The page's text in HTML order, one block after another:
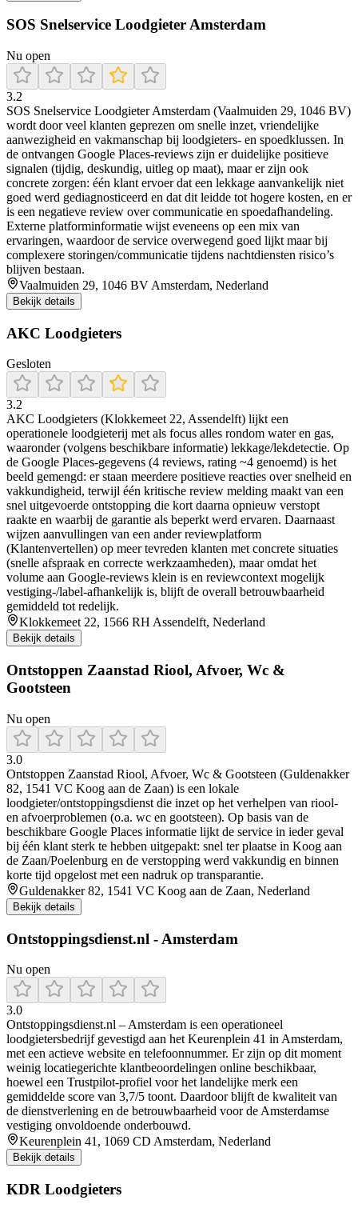
SOS Snelservice Loodgieter Amsterdam
Nu open
3.2
SOS Snelservice Loodgieter Amsterdam (Vaalmuiden 29, 1046 BV)
wordt door veel klanten geprezen om snelle inzet, vriendelijke
aanwezigheid en vakmanschap bij loodgieters- en spoedklussen. In
de ontvangen Google Places-reviews zijn er duidelijke positieve
signalen (tijdig, deskundig, uitleg op maat), maar er zijn ook
concrete zorgen: één klant ervoer dat een lekkage aanvankelijk niet
goed werd gediagnosticeerd en dat dit leidde tot hogere kosten, en er
is een negatieve review over communicatie en spoedafhandeling.
Externe platforminformatie wijst eveneens op een mix van
ervaringen, waardoor de service overwegend goed lijkt maar bij
complexere storingen/communicatie tijdens nachtdiensten risico’s
blijven bestaan.
Vaalmuiden 29, 1046 BV Amsterdam, Nederland
Bekijk details
AKC Loodgieters
Gesloten
3.2
AKC Loodgieters (Klokkemeet 22, Assendelft) lijkt een
operationele loodgieterij met als focus alles rondom water en gas,
waaronder (volgens beschikbare informatie) lekkage/lekdetectie. Op
de Google Places-gegevens (4 reviews, rating ~4 genoemd) is het
beeld gemengd: er staan meerdere positieve reacties over snelheid en
vakkundigheid, terwijl één kritische review melding maakt van een
snel uitgevoerde ontstopping die kort daarna opnieuw verstopt
raakte en waarbij de garantie als beperkt werd ervaren. Daarnaast
wijzen aanvullingen van een ander reviewplatform
(Klantenvertellen) op meer tevreden klanten met concrete situaties
(snelle afspraak en correcte werkzaamheden), maar omdat het
volume aan Google-reviews klein is en reviewcontext mogelijk
vestiging-/label-afhankelijk is, blijft de overall betrouwbaarheid
gemiddeld tot redelijk.
Klokkemeet 22, 1566 RH Assendelft, Nederland
Bekijk details
Ontstoppen Zaanstad Riool, Afvoer, Wc &
Gootsteen
Nu open
3.0
Ontstoppen Zaanstad Riool, Afvoer, Wc & Gootsteen (Guldenakker
82, 1541 VC Koog aan de Zaan) is een lokale
loodgieter/ontstoppingsdienst die inzet op het verhelpen van riool-
en afvoerproblemen (o.a. wc en gootsteen). Op basis van de
beschikbare Google Places informatie lijkt de service in ieder geval
bij één klant sterk te hebben uitgepakt: snel ter plaatse in Koog aan
de Zaan/Poelenburg en de verstopping werd vakkundig en binnen
korte tijd opgelost met een nadruk op transparantie.
Guldenakker 82, 1541 VC Koog aan de Zaan, Nederland
Bekijk details
Ontstoppingsdienst.nl - Amsterdam
Nu open
3.0
Ontstoppingsdienst.nl – Amsterdam is een operationeel
loodgietersbedrijf gevestigd aan het Keurenplein 41 in Amsterdam,
met een actieve website en telefoonnummer. Er zijn op dit moment
weinig locatiegerichte klantbeoordelingen online beschikbaar,
hoewel een Trustpilot‐profiel voor het landelijke merk een
gemiddelde score van 3,7/5 toont. Daardoor blijft de kwaliteit van
de dienstverlening en de betrouwbaarheid voor de Amsterdamse
vestiging onvoldoende onderbouwd.
Keurenplein 41, 1069 CD Amsterdam, Nederland
Bekijk details
KDR Loodgieters